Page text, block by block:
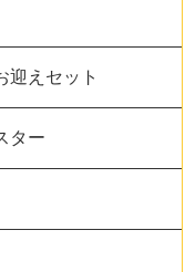
迎えセット
ター